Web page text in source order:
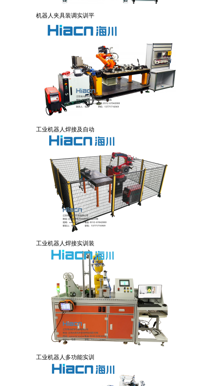
机器人夹具装调实训平
工业机器人焊接及自动
工业机器人焊接实训装
工业机器人多功能实训